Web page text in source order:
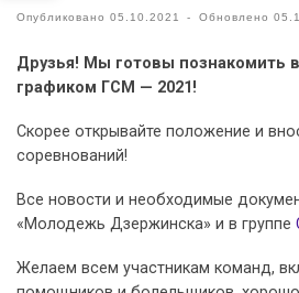
Опубликовано 05.10.2021 - Обновлено
Друзья! Мы готовы познакомить
графиком ГСМ — 2021!
Скорее открывайте положение и
соревнований!
Все новости и необходимые
«Молодежь Дзержинска» и в группе
Желаем всем участникам команд,